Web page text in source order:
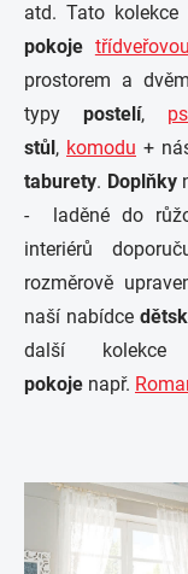
atd. Tato
pokoje
prostorem a
typy postelí,
stůl, komodu +
taburety. Doplňky
- laděné do
interiérů
rozměrově
naší nabídce
další
pokoje např.